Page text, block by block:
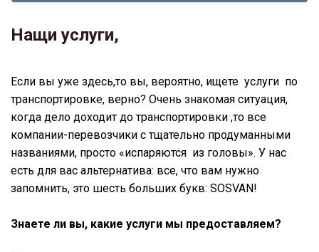
Нащи услуги,
Если вы уже здесь,то вы, вероятно, ищете услуги по
транспортировке, верно? Очень знакомая ситуация,
когда дело доходит до транспортировки ,то все
компании-перевозчики с тщательно продуманными
названиями, просто «испаряются из головы». У нас
есть для вас альтернатива: все, что вам нужно
запомнить, это шесть больших букв: SOSVAN!
Знаете ли вы, какие услуги мы предоставляем?